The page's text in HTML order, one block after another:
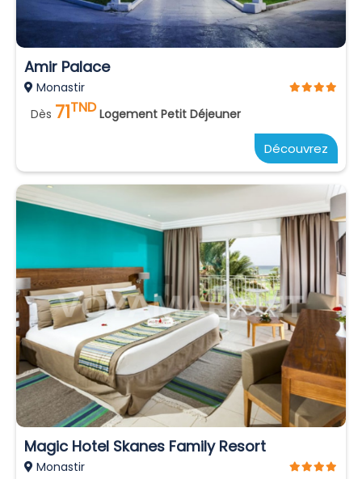
Amir Palace
Monastir
Dès 71TND Logement Petit Déjeuner
Découvrez
Magic Hotel Skanes Family Resort
Monastir